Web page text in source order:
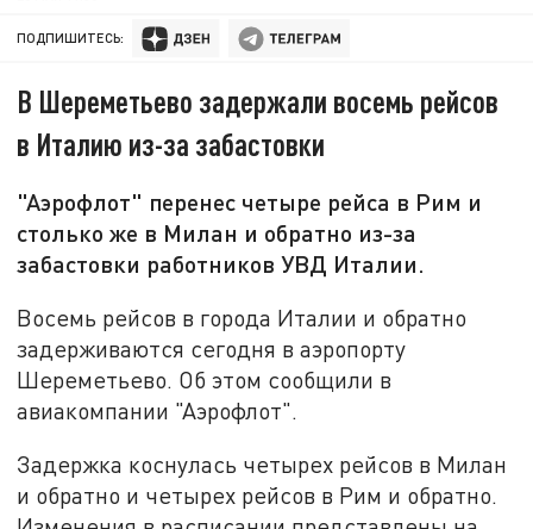
ПОДПИШИТЕСЬ:
В Шереметьево задержали восемь рейсов
в Италию из-за забастовки
"Аэрофлот" перенес четыре рейса в Рим и
столько же в Милан и обратно из-за
забастовки работников УВД Италии.
Восемь рейсов в города Италии и обратно
задерживаются сегодня в аэропорту
Шереметьево. Об этом сообщили в
авиакомпании "Аэрофлот".
Задержка коснулась четырех рейсов в Милан
и обратно и четырех рейсов в Рим и обратно.